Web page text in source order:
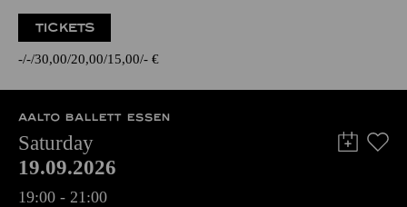
TICKETS
- - 30,00 20,00 15,00 - €
AALTO BALLETT ESSEN
Saturday
19.09.2026
19:00 - 21:00